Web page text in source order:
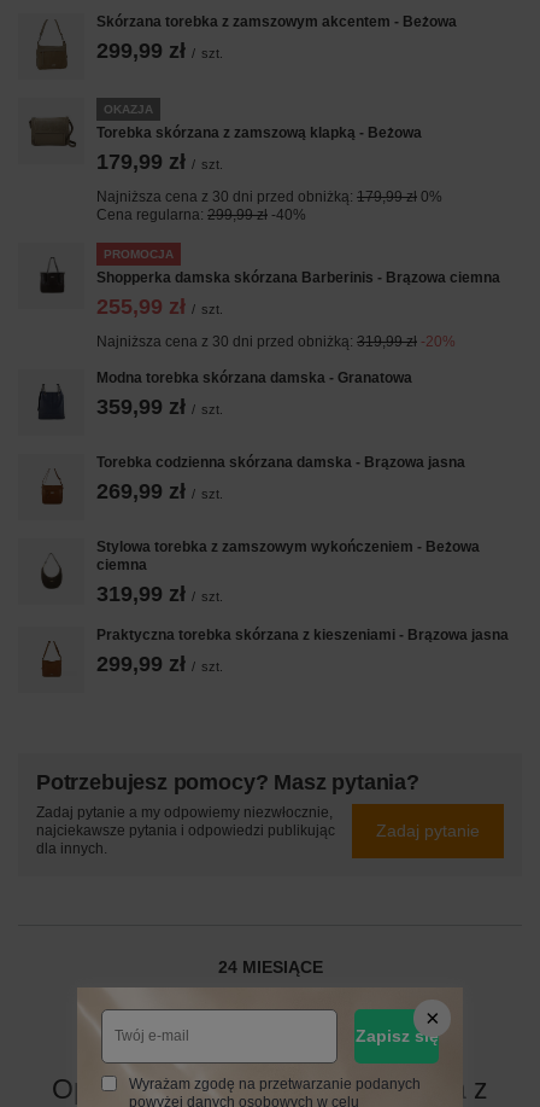
Skórzana torebka z zamszowym akcentem - Beżowa
299,99 zł / szt.
OKAZJA
Torebka skórzana z zamszową klapką - Beżowa
179,99 zł / szt.
Najniższa cena z 30 dni przed obniżką: 179,99 zł 0%
Cena regularna: 299,99 zł -40%
PROMOCJA
Shopperka damska skórzana Barberinis - Brązowa ciemna
255,99 zł / szt.
Najniższa cena z 30 dni przed obniżką: 319,99 zł -20%
Modna torebka skórzana damska - Granatowa
359,99 zł / szt.
Torebka codzienna skórzana damska - Brązowa jasna
269,99 zł / szt.
Stylowa torebka z zamszowym wykończeniem - Beżowa
ciemna
319,99 zł / szt.
Praktyczna torebka skórzana z kieszeniami - Brązowa jasna
299,99 zł / szt.
Potrzebujesz pomocy? Masz pytania?
Zadaj pytanie a my odpowiemy niezwłocznie,
najciekawsze pytania i odpowiedzi publikując
dla innych.
Zadaj pytanie
24 MIESIĄCE
Opinie o Duża elegancka torebka z
Zapisz się
Wyrażam zgodę na przetwarzanie podanych
powyżej danych osobowych w celu